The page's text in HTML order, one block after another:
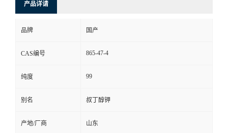
产品详请
品牌 国产
CAS编号 865-47-4
纯度 99
别名 叔丁醇钾
产地/厂商 山东